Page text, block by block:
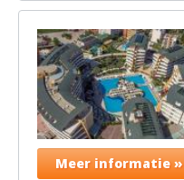
Meer informatie »